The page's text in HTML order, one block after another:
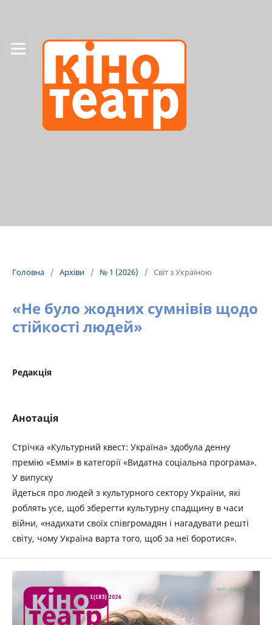
Головна / Архіви / № 1 (2026) / Світ з Україною
«Не було жодних сумнівів щодо
стійкості людей»
Редакція
Анотація
Стрічка «Культурний квест: Україна» здобула денну
премію «Еммі» в категорії «Видатна соціальна програма».
У випуску
йдеться про людей з культурного сектору України, які
роблять усе, щоб зберегти культурну спадщину в часи
війни, «надихати своїх співгромадян і нагадувати решті
світу, чому Україна варта того, щоб за неї боротися».